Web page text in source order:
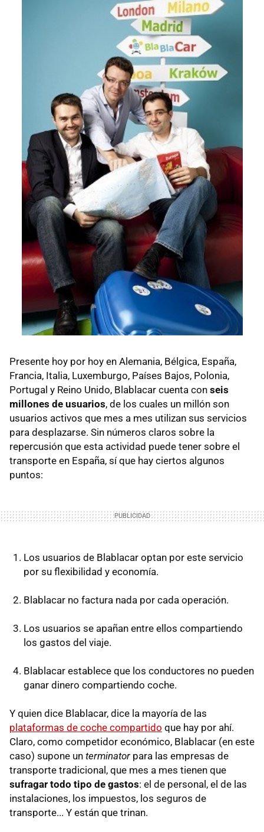
Presente hoy por hoy en Alemania, Bélgica, España,
Francia, Italia, Luxemburgo, Países Bajos, Polonia,
Portugal y Reino Unido, Blablacar cuenta con seis
millones de usuarios, de los cuales un millón son
usuarios activos que mes a mes utilizan sus servicios
para desplazarse. Sin números claros sobre la
repercusión que esta actividad puede tener sobre el
transporte en España, sí que hay ciertos algunos
puntos:
Los usuarios de Blablacar optan por este servicio
por su flexibilidad y economía.
Blablacar no factura nada por cada operación.
Los usuarios se apañan entre ellos compartiendo
los gastos del viaje.
Blablacar establece que los conductores no pueden
ganar dinero compartiendo coche.
Y quien dice Blablacar, dice la mayoría de las
plataformas de coche compartido que hay por ahí.
Claro, como competidor económico, Blablacar (en este
caso) supone un terminator para las empresas de
transporte tradicional, que mes a mes tienen que
sufragar todo tipo de gastos: el de personal, el de las
instalaciones, los impuestos, los seguros de
transporte... Y están que trinan.